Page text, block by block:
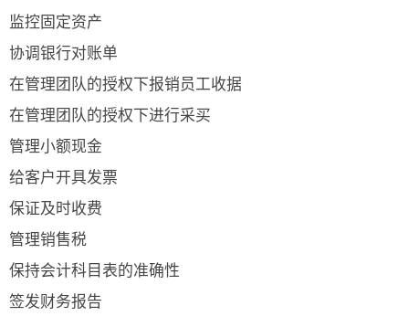
监控固定资产
协调银行对账单
在管理团队的授权下报销员工收据
在管理团队的授权下进行采买
管理小额现金
给客户开具发票
保证及时收费
管理销售税
保持会计科目表的准确性
签发财务报告